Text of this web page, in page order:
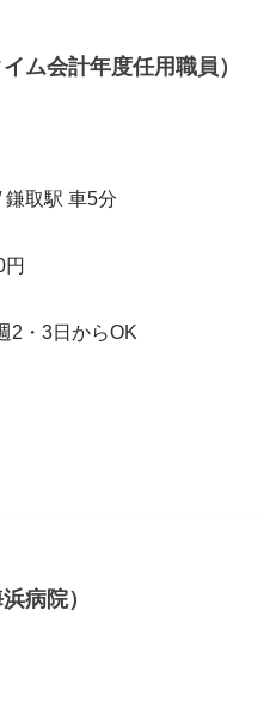
ム会計年度任用職員）
鎌取駅 車5分
2・3日からOK
病院）